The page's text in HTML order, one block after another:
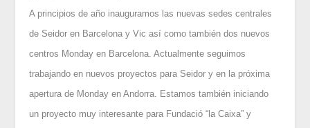
A principios de año inauguramos las nuevas sedes centrales
de Seidor en Barcelona y Vic así como también dos nuevos
centros Monday en Barcelona. Actualmente seguimos
trabajando en nuevos proyectos para Seidor y en la próxima
apertura de Monday en Andorra. Estamos también iniciando
un proyecto muy interesante para Fundació “la Caixa” y